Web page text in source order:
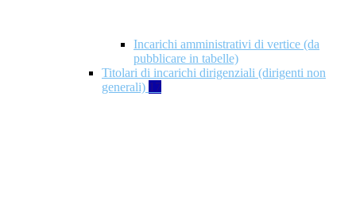
Incarichi amministrativi di vertice (da
pubblicare in tabelle)
Titolari di incarichi dirigenziali (dirigenti non
generali) 17